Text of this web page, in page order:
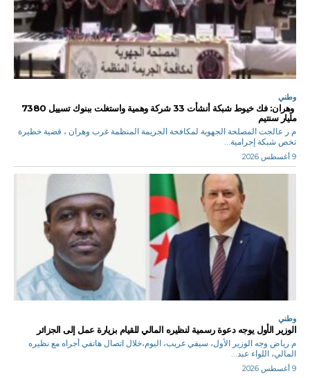
وطني
وهران: فك خيوط شبكة أنشأت 33 شركة وهمية واستغلت ببنوك تسييل 7380
مليار سنتيم
م.ر عالجت المصلحة الجهوية لمكافحة الجريمة المنظمة غرب وهران ، قضية خطيرة
تخص شبكة إجرامية...
9 أغسطس 2026
وطني
الوزير الأول يوجه دعوة رسمية لنظيره المالي للقيام بزيارة عمل إلى الجزائر
م.رياض وجه الوزير الأول، سيفي غريب، اليوم،خلال اتصال هاتفي أجراه مع نظيره
المالي، اللواء عبد...
9 أغسطس 2026